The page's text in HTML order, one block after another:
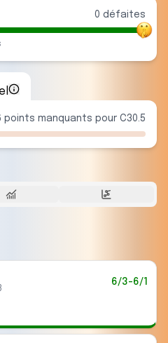
0 défaites
points manquants pour C30.5
6/3-6/1